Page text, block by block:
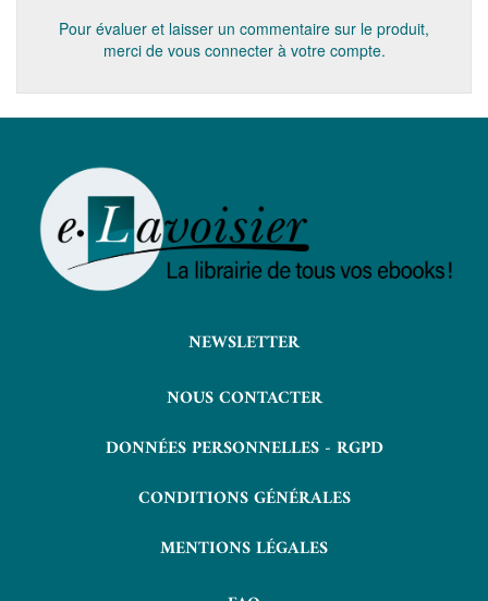
Pour évaluer et laisser un commentaire sur le produit,
merci de vous connecter à votre compte.
NEWSLETTER
NOUS CONTACTER
DONNÉES PERSONNELLES - RGPD
CONDITIONS GÉNÉRALES
MENTIONS LÉGALES